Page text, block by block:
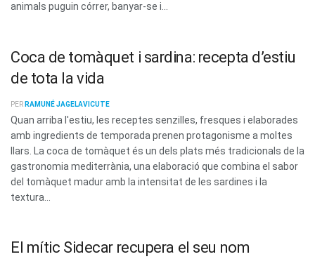
animals puguin córrer, banyar-se i...
Coca de tomàquet i sardina: recepta d’estiu
de tota la vida
PER RAMUNÉ JAGELAVICUTE
Quan arriba l'estiu, les receptes senzilles, fresques i elaborades
amb ingredients de temporada prenen protagonisme a moltes
llars. La coca de tomàquet és un dels plats més tradicionals de la
gastronomia mediterrània, una elaboració que combina el sabor
del tomàquet madur amb la intensitat de les sardines i la
textura...
El mític Sidecar recupera el seu nom